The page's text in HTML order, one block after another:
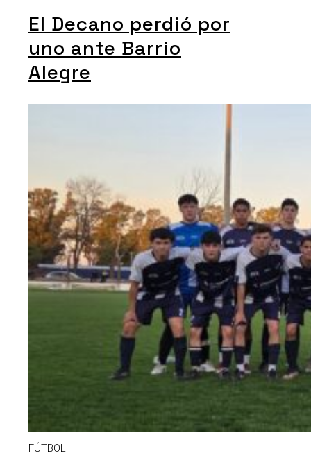
El Decano perdió por
uno ante Barrio
Alegre
FÚTBOL